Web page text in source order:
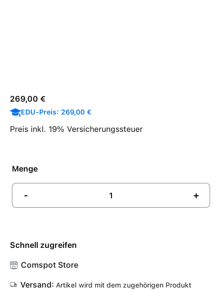
Regulärer Preis:
269,00 €
EDU-Preis: 269,00 €
Preis inkl. 19% Versicherungssteuer
Menge
- +
Schnell zugreifen
Comspot Store
Versand:Artikel wird mit dem zugehörigen Produkt